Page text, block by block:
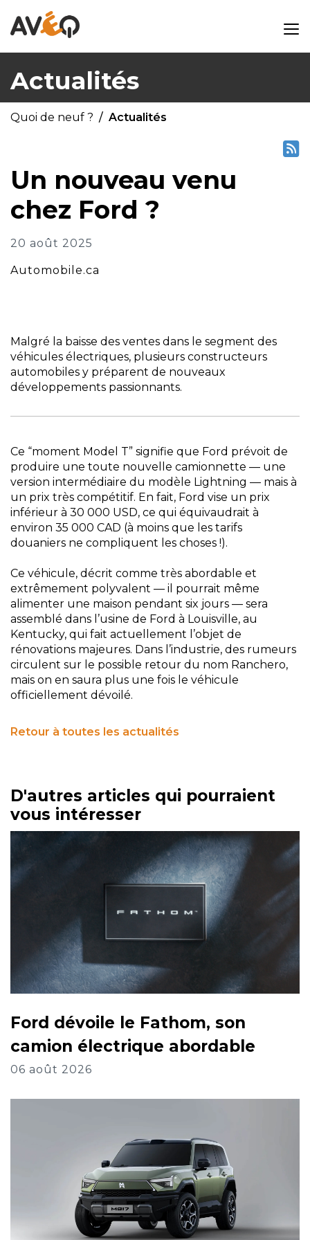
Actualités
Quoi de neuf ? Actualités
Un nouveau venu
chez Ford ?
20 août 2025
Automobile.ca
Malgré la baisse des ventes dans le segment des
véhicules électriques, plusieurs constructeurs
automobiles y préparent de nouveaux
développements passionnants.
Ce “moment Model T” signifie que Ford prévoit de
produire une toute nouvelle camionnette — une
version intermédiaire du modèle Lightning — mais à
un prix très compétitif. En fait, Ford vise un prix
inférieur à 30 000 USD, ce qui équivaudrait à
environ 35 000 CAD (à moins que les tarifs
douaniers ne compliquent les choses !).
Ce véhicule, décrit comme très abordable et
extrêmement polyvalent — il pourrait même
alimenter une maison pendant six jours — sera
assemblé dans l’usine de Ford à Louisville, au
Kentucky, qui fait actuellement l’objet de
rénovations majeures. Dans l’industrie, des rumeurs
circulent sur le possible retour du nom Ranchero,
mais on en saura plus une fois le véhicule
officiellement dévoilé.
Retour à toutes les actualités
D'autres articles qui pourraient
vous intéresser
Ford dévoile le Fathom, son
camion électrique abordable
06 août 2026